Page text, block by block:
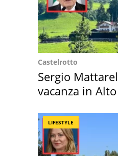
Castelrotto
Sergio
vacanza in
LIFESTYLE